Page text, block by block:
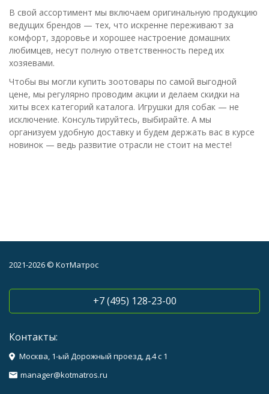
В свой ассортимент мы включаем оригинальную продукцию
ведущих брендов — тех, что искренне переживают за
комфорт, здоровье и хорошее настроение домашних
любимцев, несут полную ответственность перед их
хозяевами.
Чтобы вы могли купить зоотовары по самой выгодной
цене, мы регулярно проводим акции и делаем скидки на
хиты всех категорий каталога. Игрушки для собак — не
исключение. Консультируйтесь, выбирайте. А мы
организуем удобную доставку и будем держать вас в курсе
новинок — ведь развитие отрасли не стоит на месте!
2021-2026 © КотМатрос
+7 (495) 128-23-00
Контакты:
Москва, 1-ый Дорожный проезд, д.4 с 1
manager@kotmatros.ru